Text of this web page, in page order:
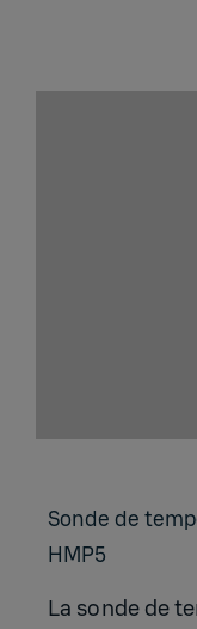
Sonde de
HMP5
La sonde de